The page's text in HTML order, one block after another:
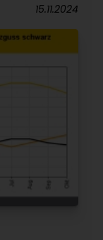
15.11.2024